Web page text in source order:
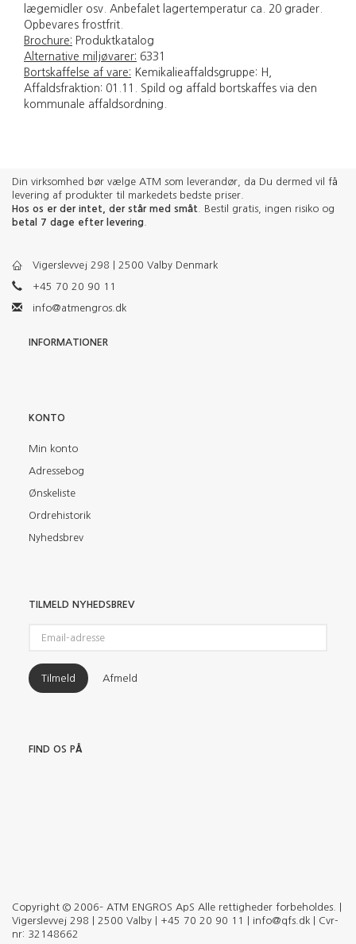
lægemidler osv. Anbefalet lagertemperatur ca. 20 grader.
Opbevares frostfrit.
Brochure: Produktkatalog
Alternative miljøvarer: 6331
Bortskaffelse af vare: Kemikalieaffaldsgruppe: H,
Affaldsfraktion: 01.11. Spild og affald bortskaffes via den
kommunale affaldsordning.
Din virksomhed bør vælge ATM som leverandør, da Du dermed vil få
levering af produkter til markedets bedste priser.
Hos os er der intet, der står med småt . Bestil gratis, ingen risiko og
betal 7 dage efter levering
Vigerslevvej 298 | 2500 Valby Denmark
+45 70 20 90 11
info@atmengros.dk
INFORMATIONER
KONTO
Min konto
Adressebog
Ønskeliste
Ordrehistorik
Nyhedsbrev
TILMELD NYHEDSBREV
adresse
Tilmeld Afmeld
FIND OS PÅ
Copyright © 2006– ATM ENGROS ApS Alle rettigheder forbeholdes. |
Vigerslevvej 298 | 2500 Valby | +45 70 20 90 11 | info@qfs.dk | Cvr-
nr: 32148662